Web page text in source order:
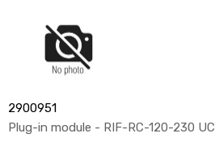
2900951
Plug-in module - RIF-RC-120-230 UC